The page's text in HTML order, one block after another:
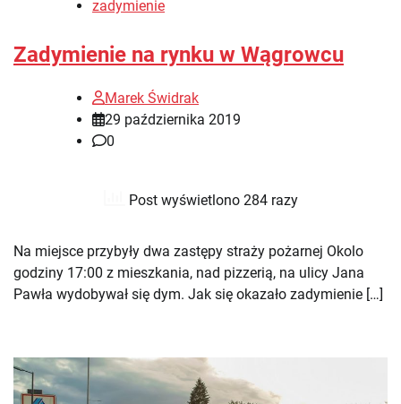
zadymienie
Zadymienie na rynku w Wągrowcu
Marek Świdrak
29 października 2019
0
Post wyświetlono 284 razy
Na miejsce przybyły dwa zastępy straży pożarnej Okolo
godziny 17:00 z mieszkania, nad pizzerią, na ulicy Jana
Pawła wydobywał się dym. Jak się okazało zadymienie […]